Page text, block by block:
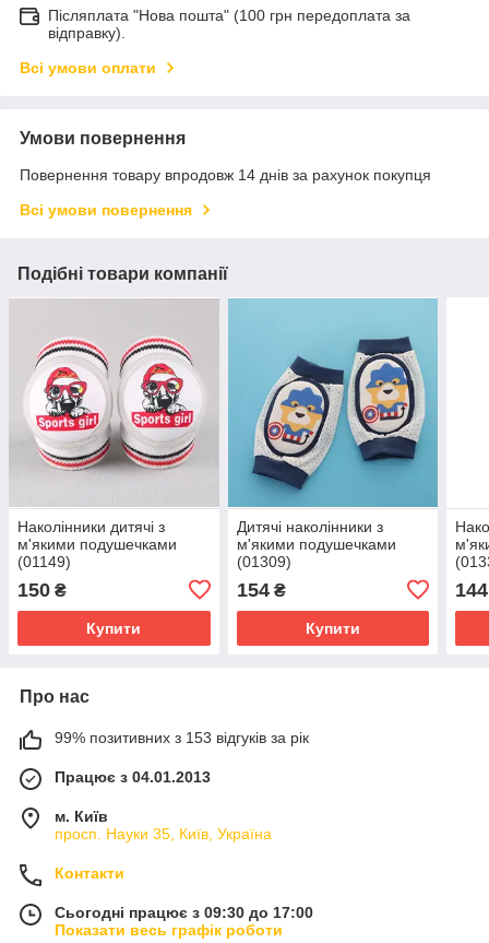
Післяплата "Нова пошта" (100 грн передоплата за
відправку).
Всі умови оплати
Умови повернення
Повернення товару впродовж 14 днів за рахунок покупця
Всі умови повернення
Подібні товари компанії
Наколінники дитячі з
м'якими подушечками
(01149)
150 ₴
Купити
Дитячі наколінники з
м'якими подушечками
(01309)
154₴
Купити
144
Про нас
99% позитивних з 153 відгуків за рік
Працює з 04.01.2013
м. Київ
просп. Науки 35, Київ, Україна
Контакти
Сьогодні працює з 09:30 до 17:00
Показати весь графік роботи